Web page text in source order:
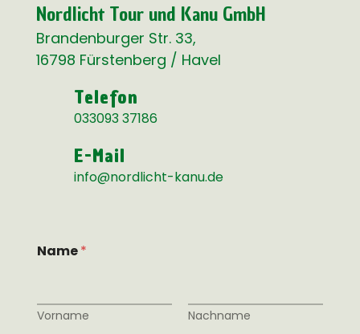
Nordlicht Tour und Kanu GmbH
Brandenburger Str. 33,
16798 Fürstenberg / Havel
Telefon
033093 37186
E-Mail
info@nordlicht-kanu.de
d
N
a
Name*
Vorname Nachname